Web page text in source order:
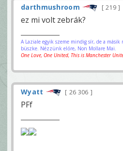
darthmushroom 219
ez mi volt zebrák?
A Laziale egyik szeme mindig sír, de a
büszke. Nézzünk előre, Non Mollare Mai.
One Love, One United, This is Manchester
Wyatt 26 306
PFf